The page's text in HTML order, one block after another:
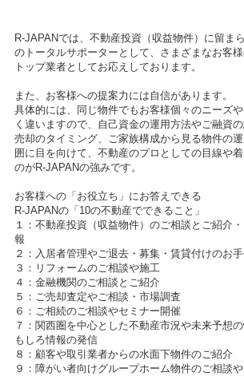
R-JAPANでは、不動産投資（収益物件）に留ま
のトータルサポーターとして、さまざまなお客
トップ業者としてお応えしております。
また、お客様への提案力には自信があります。
具体的には、同じ物件でもお客様個々のニーズ
く違いますので、自己資金の運用方法やご融資
売却のタイミング、ご家族構成から見る物件の
囲に目を向けて、不動産のプロとしての目線や
のがR-JAPANの強みです。
お客様への「お役立ち」にお答えできる
R-JAPANの「10の不動産でできること」
１：不動産投資（収益物件）のご相談とご紹介
報
２：入居者管理やご退去・募集・賃貸付けのお
３：リフォームのご相談や施工
４：金融機関のご相談とご紹介
５：ご売却査定やご相談・市場調査
６：ご相続のご相談やセミナー開催
７：関西圏を中心とした不動産市況や未来予想
もしろ情報の発信
８：顧客や取引業者からの水面下物件のご紹介
９：障がい者向けグループホーム物件のご相談